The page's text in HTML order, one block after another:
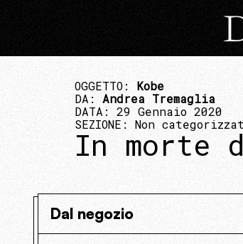
OGGETTO: Kobe
DA: Andrea Tremaglia
DATA: 29 Gennaio 2020
SEZIONE: Non
In morte
Dal negozio